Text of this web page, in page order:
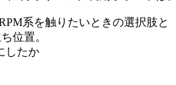
系を触りたいときの選択肢と
位置。
したか